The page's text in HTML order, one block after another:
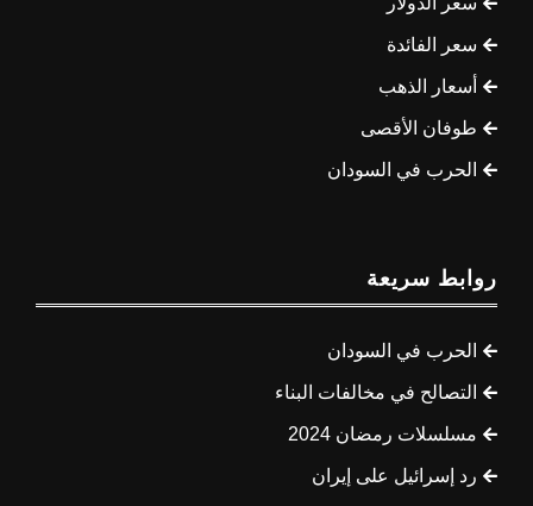
سعر الفائدة
أسعار الذهب
طوفان الأقصى
الحرب في السودان
روابط سريعة
الحرب في السودان
التصالح في مخالفات البناء
مسلسلات رمضان 2024
رد إسرائيل على إيران